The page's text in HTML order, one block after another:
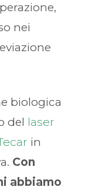
nei
biologica
del laser
in
Con
abbiamo